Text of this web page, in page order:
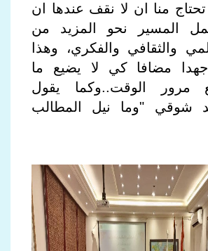
تحتاج منا ان لا نقف عندها ان
المسير نحو المزيد من
والثقافي والفكري، وهذا
مضافا كي لا يضيع ما
مرور الوقت..وكما يقول
شوقي "وما نيل المطالب